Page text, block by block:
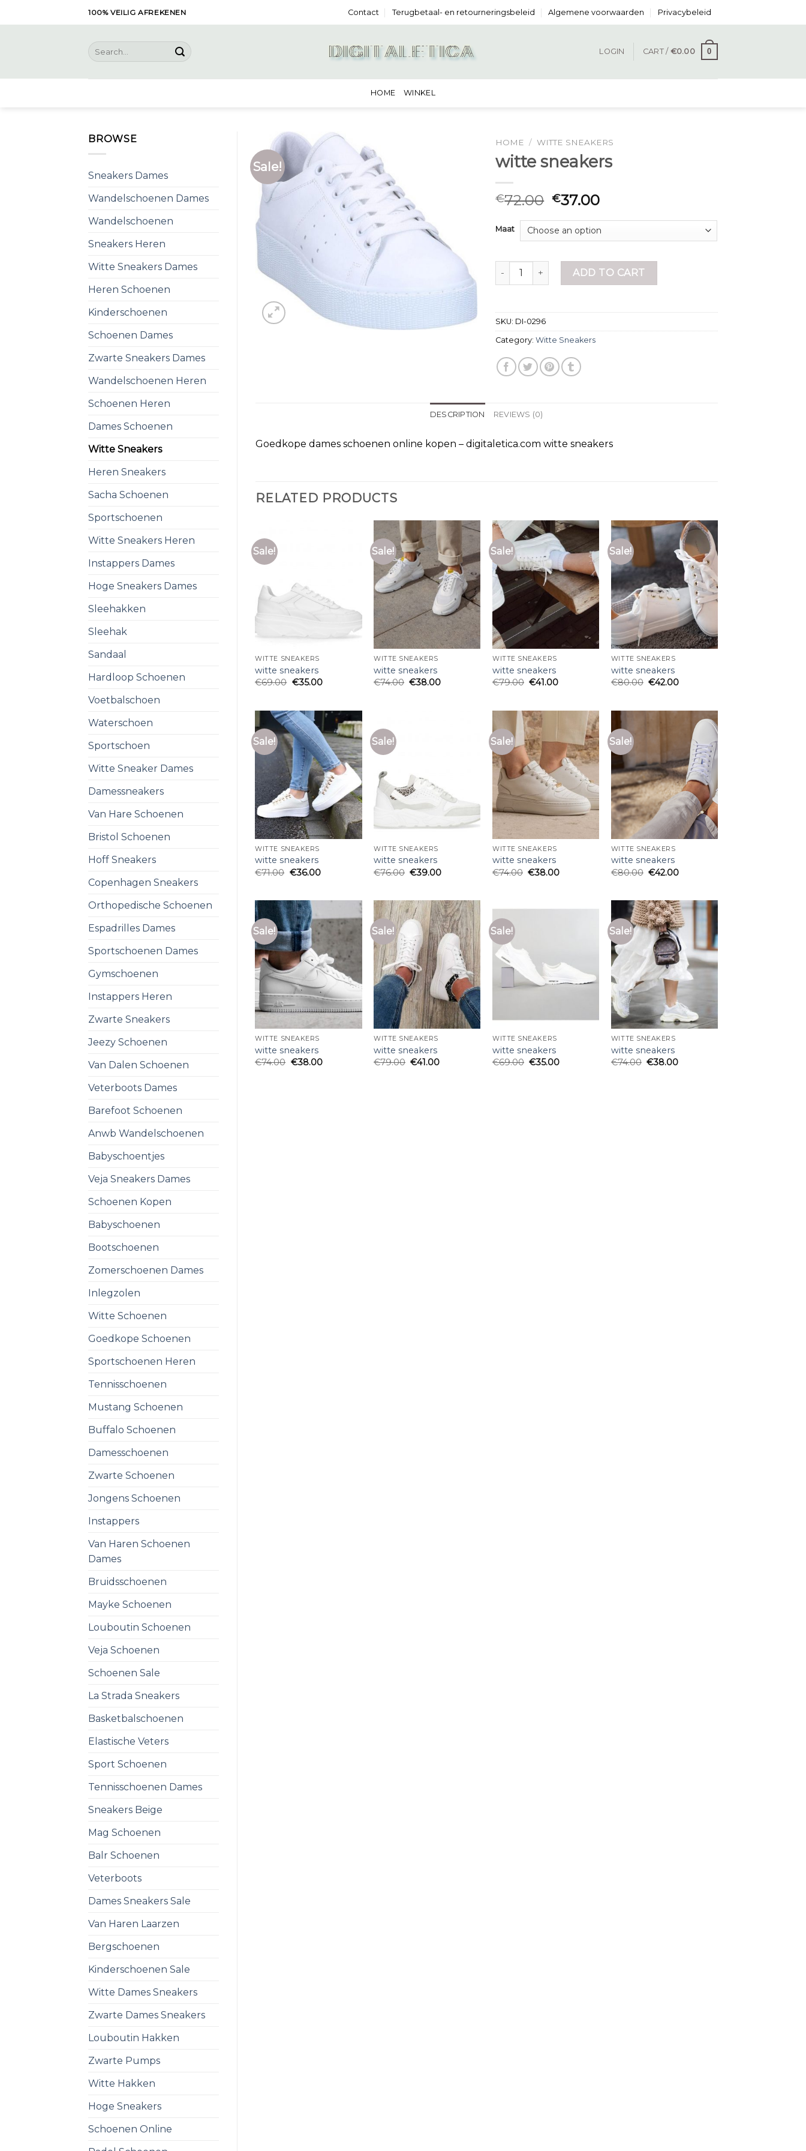
to
100% VEILIG AFREKENEN Contact Terugbetaal- en retourneringsbeleid Algemene voorwaarden Privacybeleid
Search
for:
LOGIN CART / €0.00 0
HOME WINKEL
BROWSE
Sneakers Dames
Wandelschoenen Dames
Wandelschoenen
Sneakers Heren
Witte Sneakers Dames
Heren Schoenen
Kinderschoenen
Schoenen Dames
Zwarte Sneakers Dames
Wandelschoenen Heren
Schoenen Heren
Dames Schoenen
Witte Sneakers
Heren Sneakers
Sacha Schoenen
Sportschoenen
Witte Sneakers Heren
Instappers Dames
Hoge Sneakers Dames
Sleehakken
Sleehak
Sandaal
Hardloop Schoenen
Voetbalschoen
Waterschoen
Sportschoen
Witte Sneaker Dames
Damessneakers
Van Hare Schoenen
Bristol Schoenen
Hoff Sneakers
Copenhagen Sneakers
Orthopedische Schoenen
Espadrilles Dames
Sportschoenen Dames
Gymschoenen
Instappers Heren
Zwarte Sneakers
Jeezy Schoenen
Van Dalen Schoenen
Veterboots Dames
Barefoot Schoenen
Anwb Wandelschoenen
Babyschoentjes
Veja Sneakers Dames
Schoenen Kopen
Babyschoenen
Bootschoenen
Zomerschoenen Dames
Inlegzolen
Witte Schoenen
Goedkope Schoenen
Sportschoenen Heren
Tennisschoenen
Mustang Schoenen
Buffalo Schoenen
Damesschoenen
Zwarte Schoenen
Jongens Schoenen
Instappers
Van Haren Schoenen
Dames
Bruidsschoenen
Mayke Schoenen
Louboutin Schoenen
Veja Schoenen
Schoenen Sale
La Strada Sneakers
Basketbalschoenen
Elastische Veters
Sport Schoenen
Tennisschoenen Dames
Sneakers Beige
Mag Schoenen
Balr Schoenen
Veterboots
Dames Sneakers Sale
Van Haren Laarzen
Bergschoenen
Kinderschoenen Sale
Witte Dames Sneakers
Zwarte Dames Sneakers
Louboutin Hakken
Zwarte Pumps
Witte Hakken
Hoge Sneakers
Schoenen Online
Sale!
HOME / WITTE SNEAKERS
witte sneakers
€72.00 €37.00
Maat
witte sneakers quantityADD TO CART
SKU: DI-0296
Category:Witte Sneakers
DESCRIPTION REVIEWS (0)
Goedkope dames schoenen online kopen – digitaletica.com witte sneakers
RELATED PRODUCTS
Sale!
WITTE SNEAKERS
witte sneakers
€69.00 €35.00
Sale!
WITTE SNEAKERS
witte sneakers
€74.00 €38.00
Sale!
WITTE SNEAKERS
witte sneakers
€79.00 €41.00
Sale!
WITTE SNEAKERS
witte sneakers
€80.00 €42.00
Sale!
WITTE SNEAKERS
witte sneakers
€71.00 €36.00
Sale!
WITTE SNEAKERS
witte sneakers
€76.00 €39.00
Sale!
WITTE SNEAKERS
witte sneakers
€74.00 €38.00
Sale!
WITTE SNEAKERS
witte sneakers
€80.00 €42.00
Sale!
WITTE SNEAKERS
witte sneakers
€74.00 €38.00
Sale!
WITTE SNEAKERS
witte sneakers
€79.00 €41.00
Sale!
WITTE SNEAKERS
witte sneakers
€69.00 €35.00
Sale!
WITTE SNEAKERS
witte sneakers
€74.00 €38.00